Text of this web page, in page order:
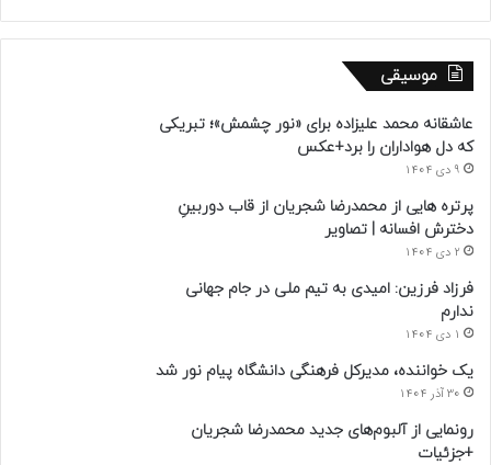
موسیقی
عاشقانه محمد علیزاده برای «نور چشمش»؛ تبریکی
که دل هواداران را برد+عکس
9 دی 1404
پرتره هایی از محمدرضا شجریان از قاب دوربینِ
دخترش افسانه | تصاویر
2 دی 1404
فرزاد فرزین: امیدی به تیم ملی در جام جهانی
ندارم
1 دی 1404
یک خواننده، مدیرکل فرهنگی دانشگاه پیام نور شد
30 آذر 1404
رونمایی از آلبوم‌های جدید محمدرضا شجریان
+جزئیات